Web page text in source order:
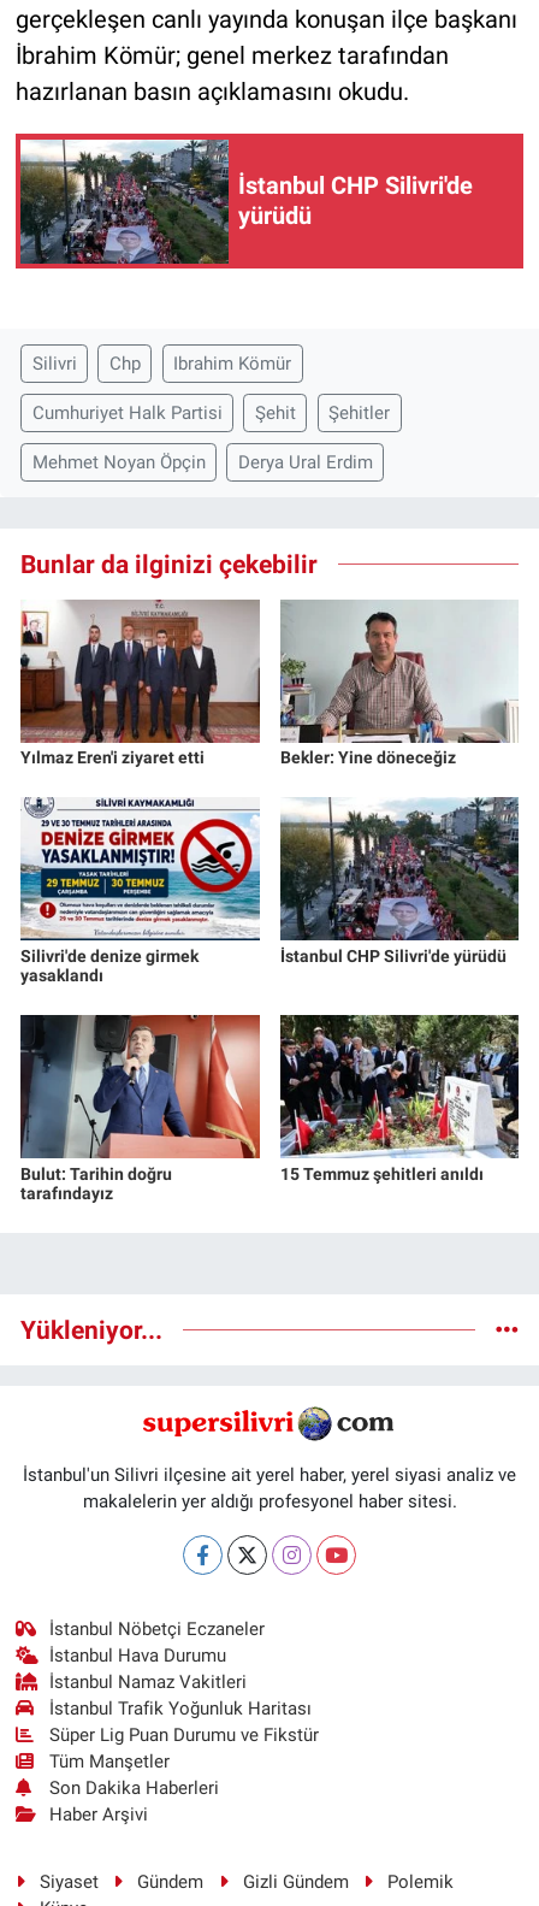
gerçekleşen canlı yayında konuşan ilçe başkanı
İbrahim Kömür; genel merkez tarafından
hazırlanan basın açıklamasını okudu.
İstanbul CHP Silivri'de
yürüdü
Silivri Chp Ibrahim Kömür
Cumhuriyet Halk Partisi Şehit Şehitler
Mehmet Noyan Öpçin Derya Ural Erdim
Bunlar da ilginizi çekebilir
Yılmaz Eren'i ziyaret etti Bekler: Yine döneceğiz
Silivri'de denize girmek
yasaklandı
İstanbul CHP Silivri'de yürüdü
Bulut: Tarihin doğru
tarafındayız
15 Temmuz şehitleri anıldı
Yükleniyor...
İstanbul'un Silivri ilçesine ait yerel haber, yerel siyasi analiz ve
makalelerin yer aldığı profesyonel haber sitesi.
İstanbul Nöbetçi Eczaneler
İstanbul Hava Durumu
İstanbul Namaz Vakitleri
İstanbul Trafik Yoğunluk Haritası
Süper Lig Puan Durumu ve Fikstür
Tüm Manşetler
Son Dakika Haberleri
Haber Arşivi
Siyaset Gündem Gizli Gündem
Polemik